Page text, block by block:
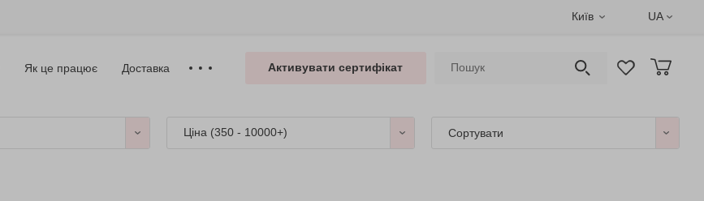
Київ UA
Як це працює Доставка Активувати сертифікат
Ціна (350 - 10000+) Сортувати